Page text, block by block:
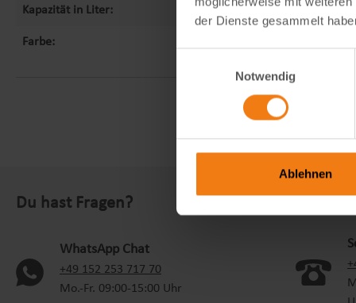
der Dienste gesammelt
Notwendig
Ablehnen
Kapazität in Liter: 80
Farbe:
Du hast Fragen?
WhatsApp Chat
+49 152 253 717 70
Mo.-Fr. 09:00-15:00 Uhr